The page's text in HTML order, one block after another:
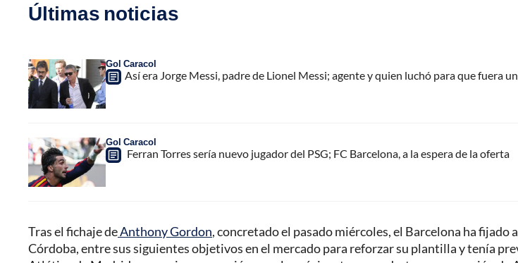
Últimas noticias
Gol Caracol
Así era Jorge Messi, padre de Lionel Messi; agente y quien luchó para que fuera
Gol Caracol
Ferran Torres sería nuevo jugador del PSG; FC Barcelona, a la espera de la oferta
Tras el fichaje deAnthony Gordon, concretado el pasado miércoles, el Barcelona ha fijado
Córdoba, entre sus siguientes objetivos en el mercado para reforzar su plantilla y tenía